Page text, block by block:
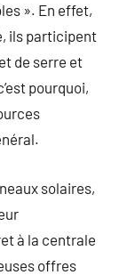
». En effet,
ils participent
de serre et
pourquoi,
solaires,
à la centrale
offres